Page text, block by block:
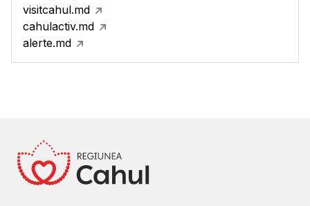
visitcahul.md
cahulactiv.md
alerte.md